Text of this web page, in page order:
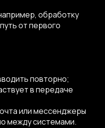
обработку
от первого
повторно;
в передаче
или мессенджеры
между системами.